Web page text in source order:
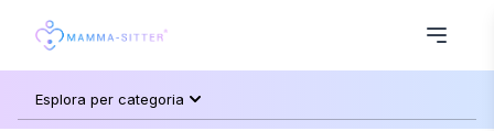
Esplora per categoria